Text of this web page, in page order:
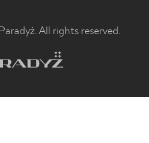
All rights reserved.